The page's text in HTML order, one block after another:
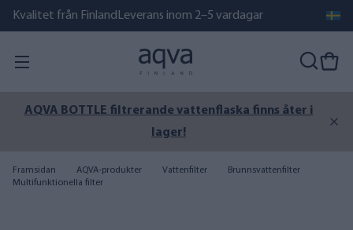
Kvalitet från Finland Leverans inom 2–5 vardagar
Sommaren är inte över än – säkerställ rent sjö-, havs-
eller brunnsvatten.
Framsidan AQVA-produkter Vattenfilter
Brunnsvattenfilter
Multifunktionella filter